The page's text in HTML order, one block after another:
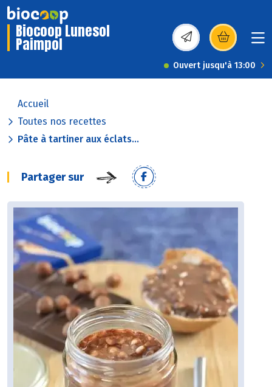
Biocoop Lunesol
Paimpol (s’ouvre dans une
Ouvert jusqu'à 13:00
Accueil
Toutes nos recettes
Pâte à tartiner aux éclats...
Partager sur